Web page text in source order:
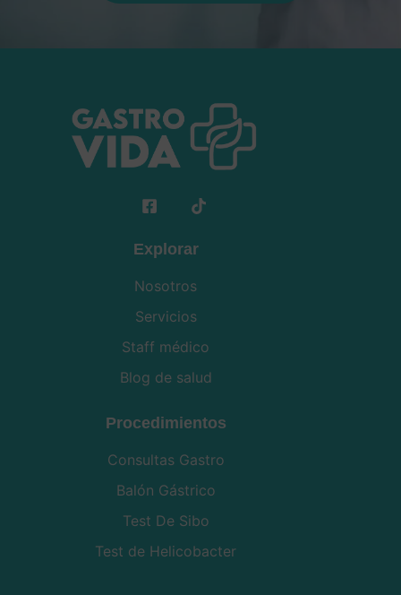
Explorar
Nosotros
Servicios
Staff médico
Blog de salud
Procedimientos
Consultas Gastro
Balón Gástrico
Test De Sibo
Test de Helicobacter